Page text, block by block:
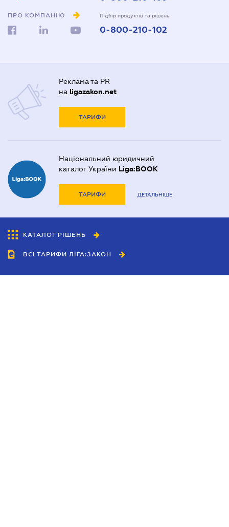
ПРО КОМПАНІЮ Підбір продуктів та рішень
0-800-210-102
Реклама та PR
на ligazakon.net
ТАРИФИ
Національний юридичний
каталог України Liga:BOOK
ТАРИФИ ДЕТАЛЬНІШЕ
КАТАЛОГ РІШЕНЬ
ВСІ ТАРИФИ ЛІГА:ЗАКОН